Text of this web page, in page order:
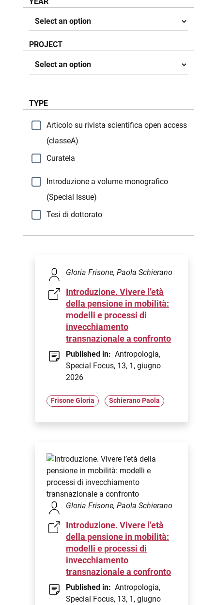
Anno
PROJECT
Project
TYPE
Articolo su rivista scientifica open access
(classeA)
Curatela
Introduzione a volume monografico
(Special Issue)
Tesi di dottorato
Gloria Frisone, Paola Schierano
Introduzione. Vivere l’età
della pensione in mobilità:
modelli e processi di
invecchiamento
transnazionale a confronto
Published in: Antropologia,
Special Focus, 13, 1, giugno
2026
Frisone Gloria Schierano Paola
Gloria Frisone, Paola Schierano
Introduzione. Vivere l’età
della pensione in mobilità:
modelli e processi di
invecchiamento
transnazionale a confronto
Published in: Antropologia,
Special Focus, 13, 1, giugno